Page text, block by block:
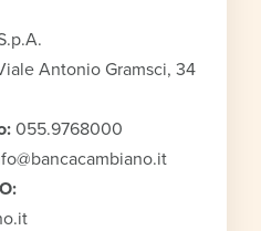
Antonio Gramsci, 34
055.9768000